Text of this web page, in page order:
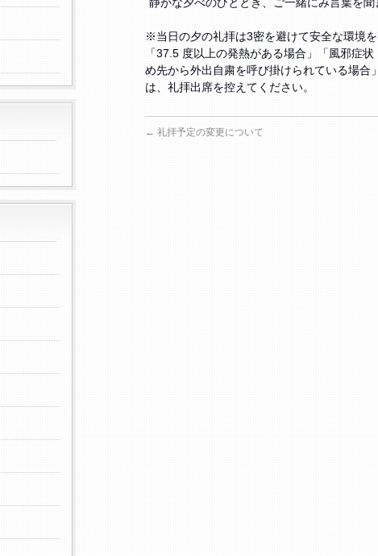
※当日の夕の礼拝は3密を避けて安全な環境
「37.5 度以上の発熱がある場合」「風邪症
め先から外出自粛を呼び掛けられている場合
は、礼拝出席を控えてください。
← 礼拝予定の変更について